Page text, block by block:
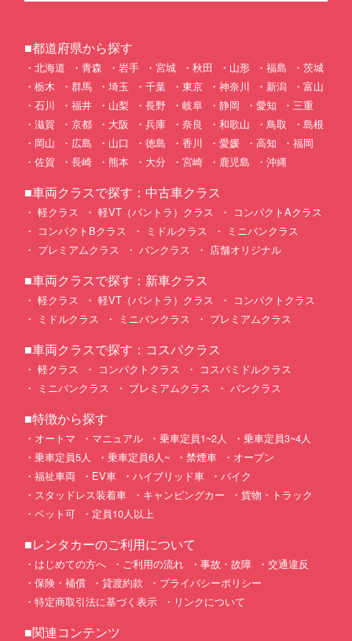
■都道府県から探す
北海道 青森 岩手 宮城 秋田 山形 福島
茨城
栃木
群馬 埼玉 千葉 東京 神奈川 新潟
富山
石川
福井 山梨 長野 岐阜 静岡 愛知
三重
滋賀
京都 大阪 兵庫 奈良 和歌山 鳥取
島根
岡山
広島 山口 徳島 香川 愛媛 高知
福岡
佐賀
長崎 熊本 大分 宮崎 鹿児島 沖縄
■車両クラスで探す：中古車クラス
軽クラス 軽VT（バントラ）クラス
コンパクトAクラス
コンパクトBクラス
ミドルクラス
ミニバンクラス
プレミアムクラス
バンクラス 店舗オリジナル
■車両クラスで探す：新車クラス
軽クラス 軽VT（バントラ）クラス
コンパクトクラス
ミドルクラス
ミニバンクラス プレミアムクラス
■車両クラスで探す：コスパクラス
軽クラス コンパクトクラス
コスパミドルクラス
ミニバンクラス
プレミアムクラス バンクラス
■特徴から探す
オートマ マニュアル 乗車定員1~2人
乗車定員3~4人
乗車定員5人
乗車定員6人~ 禁煙車
オープン
福祉車両
EV車 ハイブリッド車
バイク
スタッドレス装着車
キャンピングカー
貨物・トラック
ペット可
定員10人以上
■レンタカーのご利用について
はじめての方へ ご利用の流れ 事故・故障
交通違反
保険・補償
貸渡約款
プライバシーポリシー
特定商取引法に基づく表示
リンクについて
■関連コンテンツ